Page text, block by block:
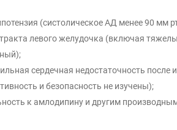
(систолическое АД менее 90 мм
левого желудочка (включая
сердечная недостаточность после
и безопасность не изучены);
к амлодипину и другим